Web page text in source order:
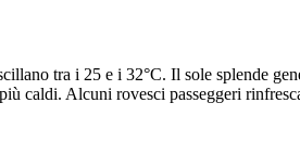
tra i 25 e i 32°C. Il sole splende
caldi. Alcuni rovesci passeggeri